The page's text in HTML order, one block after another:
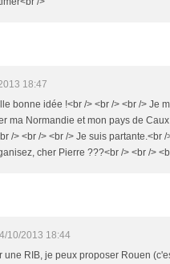
18:47
bonne idée !<br /> <br /> <br /> Je
ma Normandie et mon pays de
/> <br /> <br /> Je suis partante.<br /
cher Pierre ???<br /> <br />
10/2013 18:44
une RIB, je peux proposer Rouen